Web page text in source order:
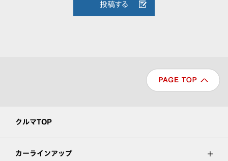
投稿する
クルマTOP
カーラインアップ